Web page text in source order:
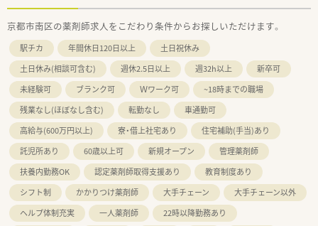
京都市南区の薬剤師求人をこだわり条件からお探しいただけます。
駅チカ 年間休日120日以上
土日祝休み
土日休み(相談可含む)
週休2.5日以上 週32h以上
新卒可
未経験可
ブランク可 Ｗワーク可
~18時までの職場
残業なし(ほぼなし含む)
転勤なし
車通勤可
高給与(600万円以上)
寮・借上社宅あり
住宅補助(手当)あり
託児所あり
60歳以上可 新規オープン
管理薬剤師
扶養内勤務OK
認定薬剤師取得支援あり
教育制度あり
シフト制
かかりつけ薬剤師 大手チェーン
大手チェーン以外
ヘルプ体制充実
一人薬剤師
22時以降勤務あり